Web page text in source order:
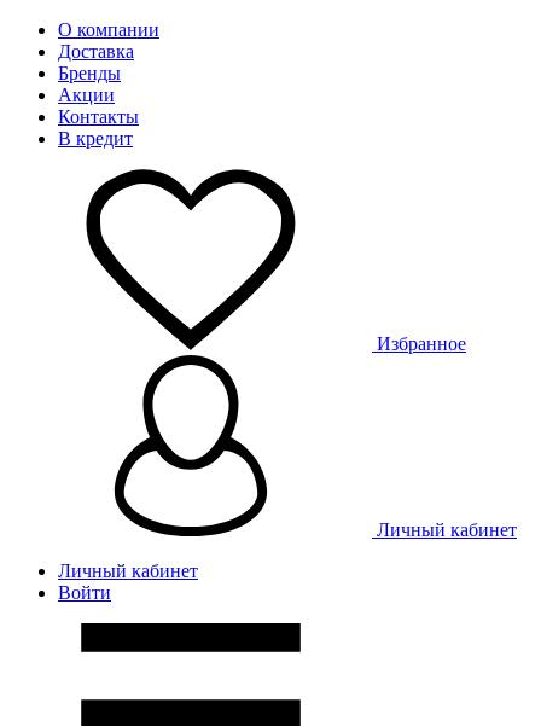
О компании
Доставка
Бренды
Акции
Контакты
В кредит
Избранное
Личный кабинет
Личный кабинет
Войти